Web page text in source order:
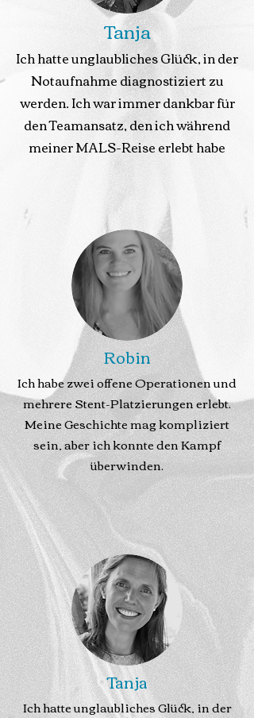
Tanja
Ich hatte unglaubliches Glück, in der
Notaufnahme diagnostiziert zu
werden. Ich war immer dankbar für
den Teamansatz, den ich während
meiner MALS-Reise erlebt habe
Robin
Ich habe zwei offene Operationen und
mehrere Stent-Platzierungen erlebt.
Meine Geschichte mag kompliziert
sein, aber ich konnte den Kampf
überwinden.
Tanja
Ich hatte unglaubliches Glück, in der